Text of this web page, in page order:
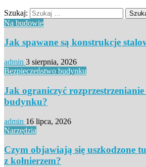
Szukaj:
Na budowie
Jak spawane są konstrukcje
admin 3 sierpnia, 2026
Bezpieczeństwo budynku
Jak ograniczyć
budynku?
admin 16 lipca, 2026
Narzędzia
Czym objawiają się uszkodzone
z kołnierzem?